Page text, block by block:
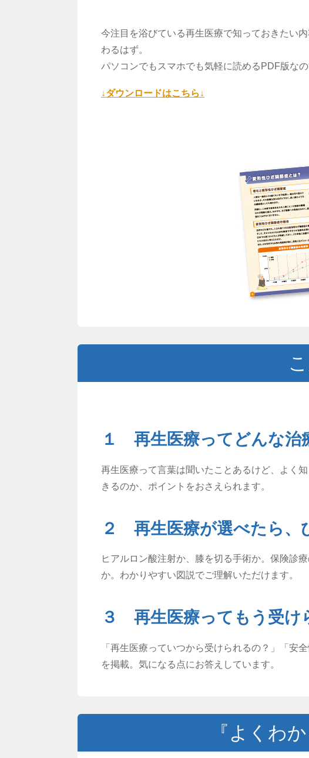
今注目を浴びている再生医療で知っておきたい
わるはず。
パソコンでもスマホでも気軽に読めるPDF版な
↓ダウンロードはこちら↓
１ 再生医療ってどんな治
再生医療って言葉は聞いたことあるけど、よく
きるのか、ポイントをおさえられます。
２ 再生医療が選べたら、
ヒアルロン酸注射か、膝を切る手術か。保険診
か。わかりやすい図説でご理解いただけます。
３ 再生医療ってもう受け
「再生医療っていつから受けられるの？」「安
を掲載。気になる点にお答えしています。
『よくわ